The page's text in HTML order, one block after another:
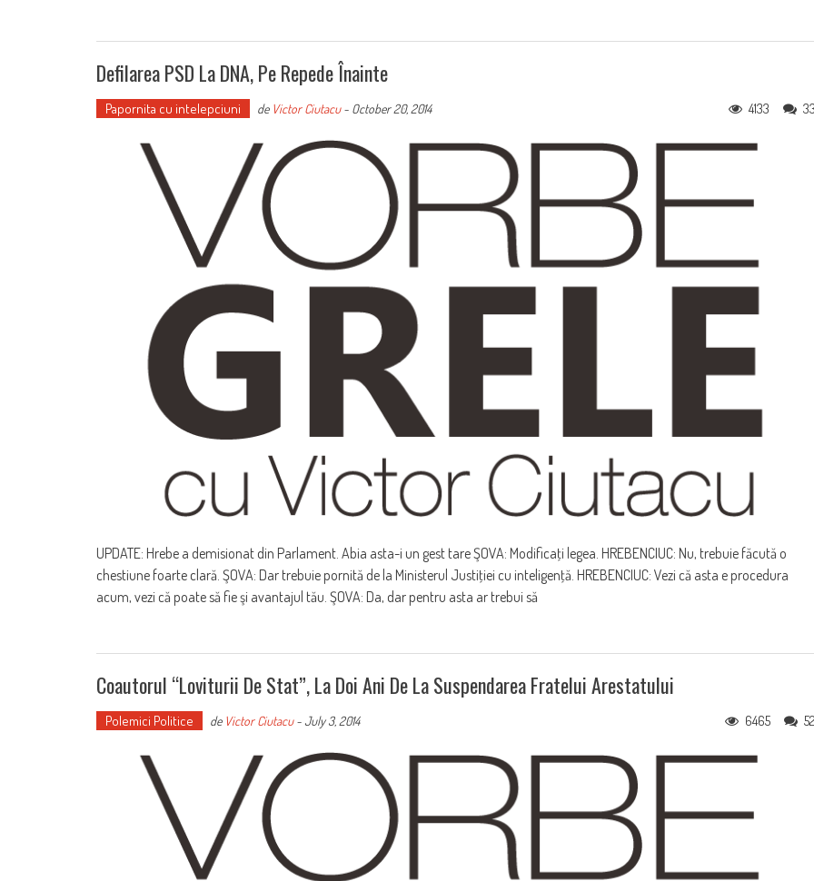
Defilarea PSD La DNA, Pe Repede Înainte
Papornita cu intelepciuni de Victor Ciutacu- October 20, 2014 4133
UPDATE: Hrebe a demisionat din Parlament. Abia asta-i un gest tare ŞOVA: Modificaţi legea. HREBENCIUC: Nu, trebuie făcută o
chestiune foarte clară. ŞOVA: Dar trebuie pornită de la Ministerul Justiţiei cu inteligenţă. HREBENCIUC: Vezi că asta e procedura
acum, vezi că poate să fie şi avantajul tău. ŞOVA: Da, dar pentru asta ar trebui să
Coautorul “loviturii De Stat”, La Doi Ani De La Suspendarea Fratelui Arestatului
Polemici Politice de Victor Ciutacu-July 3, 2014 6465